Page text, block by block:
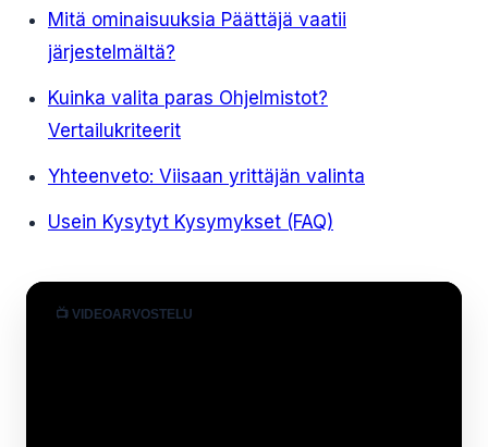
Mitä ominaisuuksia Päättäjä vaatii
järjestelmältä?
Kuinka valita paras Ohjelmistot?
Vertailukriteerit
Yhteenveto: Viisaan yrittäjän valinta
Usein Kysytyt Kysymykset (FAQ)
📺 VIDEOARVOSTELU